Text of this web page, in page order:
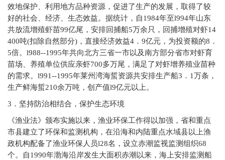
效地保护、利用地方品种资源，促进了生产的发展，取得了较
好的社会、经济、生态效益。据统计，自1984年至l994年山东
共放流增殖虾苗99亿尾，安排回捕船5万余只，回捕增殖对虾14
400吨(扣除自然部分)，直接经济效益4．9亿元，为投资额的8．
5倍。l988--1995年共向北方三省一市以及南方部分省市对虾育
苗场、养殖单位供应亲虾700多万尾，满足了对虾增养殖业苗种
的需求。l991--1995年莱州湾海蜇资源共安排生产船3．1万条，
生产鲜海蜇210余万吨，创产值l9亿元以上。
3 ．坚持防治相结合，保护生态环境
《渔业法》颁布实施以来，渔业环保工作得以加强，省和重点
市县建立了环保和监测机构，在沿海和内陆重点水域县以上渔
政机构配备了渔业环保人员l28名，设立赤潮监视监测组织68
个。自1990年渤海沿岸发生大面积赤潮以来，海上安排监测船